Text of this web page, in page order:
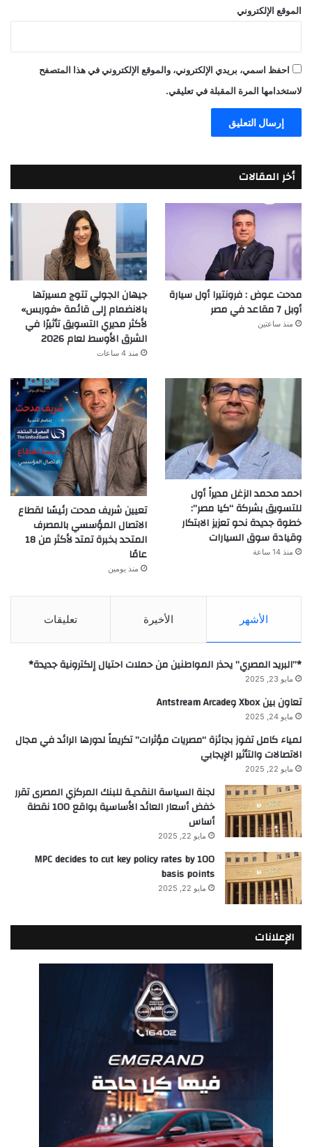
الموقع الإلكتروني
احفظ اسمي، بريدي الإلكتروني، والموقع الإلكتروني في هذا المتصفح
لاستخدامها المرة المقبلة في تعليقي.
أخر المقالات
مدحت عوض : فرونتيرا أول سيارة
أوبل 7 مقاعد في مصر
منذ ساعتين
جيهان الجولي تتوج مسيرتها
بالانضمام إلى قائمة «فوربس»
لأكثر مديري التسويق تأثيرًا في
الشرق الأوسط لعام 2026
منذ 4 ساعات
احمد محمد الزغل مديراً أول
للتسويق بشركة “كيا مصر”:
خطوة جديدة نحو تعزيز الابتكار
وقيادة سوق السيارات
منذ 14 ساعة
تعيين شريف مدحت رئيسًا لقطاع
الاتصال المؤسسي بالمصرف
المتحد بخبرة تمتد لأكثر من 18
عامًا
منذ يومين
الأشهر الأخيرة تعليقات
*”البريد المصري” يحذر المواطنين من حملات احتيال إلكترونية جديدة*
مايو 23, 2025
تعاون بين Xbox وAntstream Arcade
مايو 24, 2025
لمياء كامل تفوز بجائزة “مصريات مؤثرات” تكريماً لدورها الرائد في مجال
الاتصالات والتأثير الإيجابي
مايو 22, 2025
لجنة السياسة النقديـة للبنك المركزي المصرى تقرر
خفض أسعار العائد الأساسية بواقع 100 نقطة
أساس
مايو 22, 2025
MPC decides to cut key policy rates by 100
basis points
مايو 22, 2025
الإعلانات